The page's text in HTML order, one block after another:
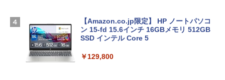
【Amazon.co.jp限定】 HP ノートパソコ
ン 15-fd 15.6インチ 16GBメモリ 512GB
SSD インテル Core 5
￥129,800